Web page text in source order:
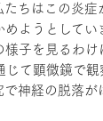
ちはこの炎
ようとしてい
様子を見るわ
て顕微鏡で
神経の脱落が